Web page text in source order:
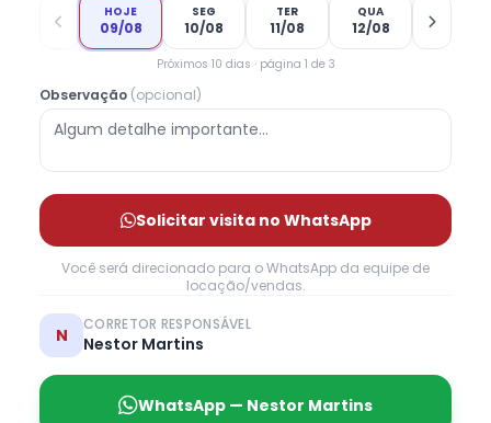
HOJE
09/08
SEG
10/08
TER
11/08
QUA
12/08
Próximos 10 dias · página 1 de 3
Observação (opcional)
Solicitar visita no WhatsApp
Você será direcionado para o WhatsApp da equipe de
locação/vendas.
N
CORRETOR RESPONSÁVEL
Nestor Martins
WhatsApp — Nestor Martins